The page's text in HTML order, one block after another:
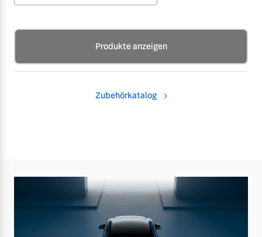
Produkte anzeigen
Zubehörkatalog